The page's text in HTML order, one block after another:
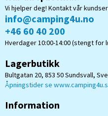
Vi hjelper deg! Kontakt vår
info@camping4u.no
+46 60 40 200
Hverdager 10:00-14:00 (stengt for
Lagerbutikk
Bultgatan 20, 853 50 Sundsvall,
Åpningstider se
Information